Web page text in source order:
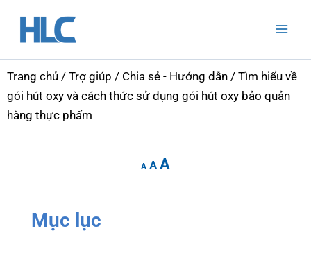
Trang chủ / Trợ giúp / Chia sẻ - Hướng dẫn / Tìm hiểu về
gói hút oxy và cách thức sử dụng gói hút oxy bảo quản
hàng thực phẩm
Afont
Afont
Afont
Mục lục